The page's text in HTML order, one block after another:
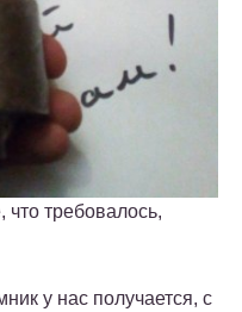
требовалось,
у нас получается, с